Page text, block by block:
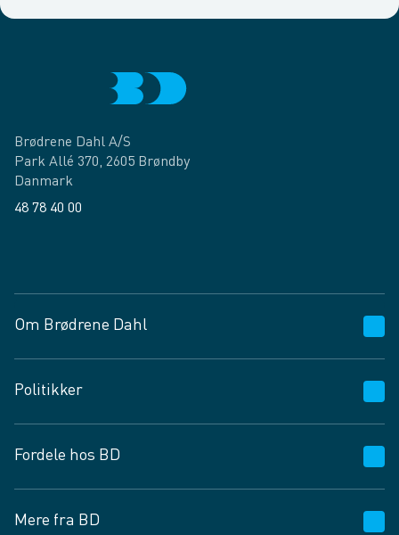
Brødrene Dahl A/S
Park Allé 370, 2605 Brøndby
Danmark
48 78 40 00
Om Brødrene Dahl
Vagttelefon 30 10 89 89
Spørgsmål og svar
Job og karriere
Fødevarekontrolrapport
Politikker
Privatlivspolitik
Cookies
Vilkår og betingelser
Fordele hos BD
BD app
Mere fra BD